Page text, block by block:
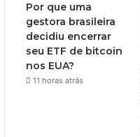
Por que uma
gestora brasileira
decidiu encerrar
seu ETF de bitcoin
nos EUA?
11 horas atrás